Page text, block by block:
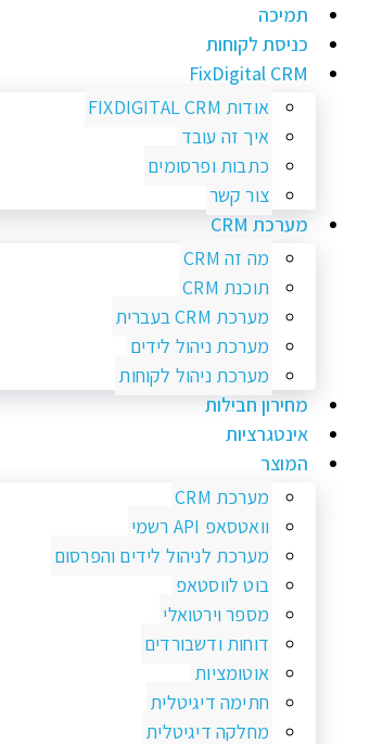
תמיכה
כניסת לקוחות
FixDigital CRM
אודות FIXDIGITAL CRM
איך זה עובד
כתבות ופרסומים
צור קשר
מערכת CRM
מה זה CRM
תוכנת CRM
מערכת CRM בעברית
מערכת ניהול לידים
מערכת ניהול לקוחות
מחירון חבילות
אינטגרציות
המוצר
מערכת CRM
וואטסאפ API רשמי
מערכת לניהול לידים והפרסום
בוט לווסטאפ
מספר וירטואלי
דוחות ודשבורדים
אוטומציות
חתימה דיגיטלית
מחלקה דיגיטלית